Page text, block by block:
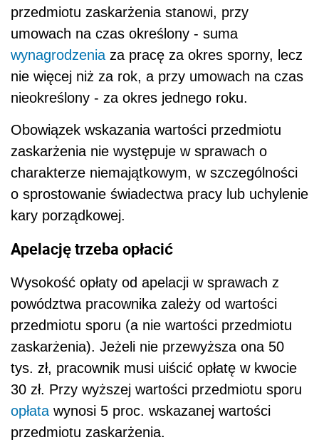
przedmiotu zaskarżenia stanowi, przy
umowach na czas określony - suma
wynagrodzenia za pracę za okres sporny, lecz
nie więcej niż za rok, a przy umowach na czas
nieokreślony - za okres jednego roku.
Obowiązek wskazania wartości przedmiotu
zaskarżenia nie występuje w sprawach o
charakterze niemajątkowym, w szczególności
o sprostowanie świadectwa pracy lub uchylenie
kary porządkowej.
Apelację trzeba opłacić
Wysokość opłaty od apelacji w sprawach z
powództwa pracownika zależy od wartości
przedmiotu sporu (a nie wartości przedmiotu
zaskarżenia). Jeżeli nie przewyższa ona 50
tys. zł, pracownik musi uiścić opłatę w kwocie
30 zł. Przy wyższej wartości przedmiotu sporu
opłata wynosi 5 proc. wskazanej wartości
przedmiotu zaskarżenia.